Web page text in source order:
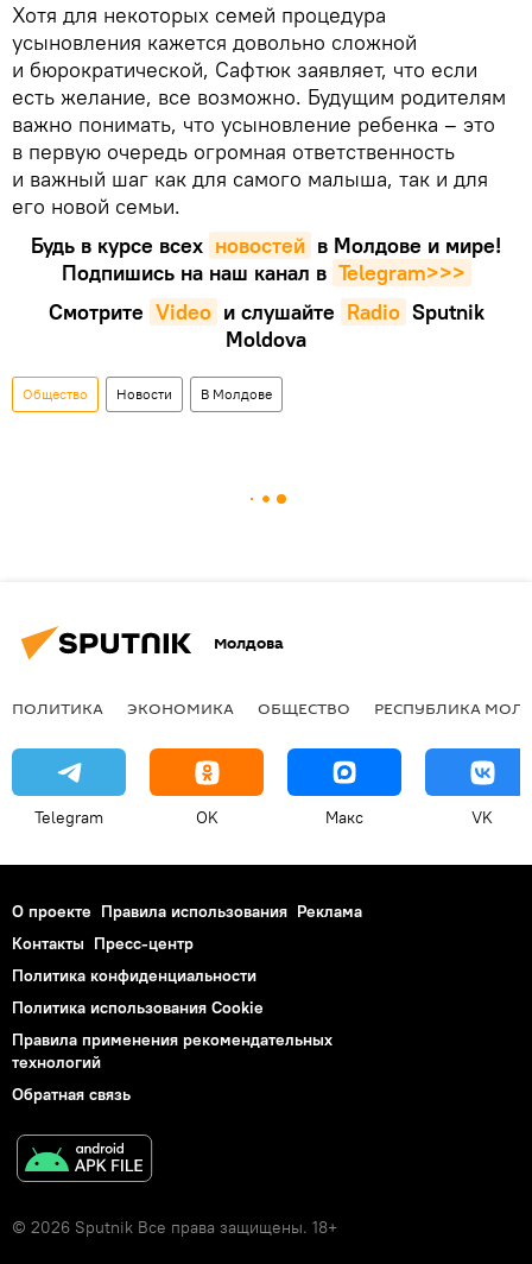
Хотя для некоторых семей процедура
усыновления кажется довольно сложной
и бюрократической, Сафтюк заявляет, что если
есть желание, все возможно. Будущим родителям
важно понимать, что усыновление ребенка – это
в первую очередь огромная ответственность
и важный шаг как для самого малыша, так и для
его новой семьи.
Будь в курсе всех новостей в Молдове и мире!
Подпишись на наш канал в Telegram>>>
Смотрите Video и слушайте Radio Sputnik
Moldova
Общество Новости В Молдове
Молдова
ПОЛИТИКА ЭКОНОМИКА ОБЩЕСТВО РЕСПУБЛИКА
Telegram OK Макс VK
О проекте Правила использования Реклама
Контакты Пресс-центр
Политика конфиденциальности
Политика использования Cookie
Правила применения рекомендательных
технологий
Обратная связь
© 2026 Sputnik Все права защищены. 18+